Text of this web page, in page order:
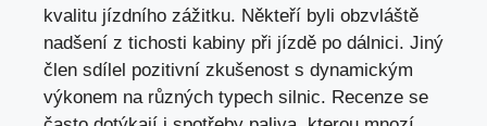
kvalitu jízdního zážitku. Někteří byli obzvláště
nadšení z tichosti kabiny při jízdě po dálnici. Jiný
člen sdílel pozitivní zkušenost s dynamickým
výkonem na různých typech silnic. Recenze se